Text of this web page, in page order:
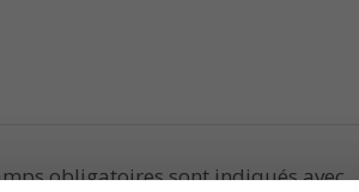
obligatoires sont indiqués avec